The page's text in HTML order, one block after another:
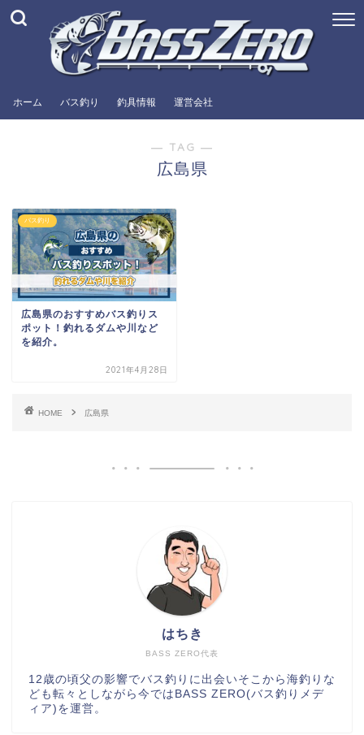
ホーム バス釣り 釣具情報 運営会社
― TAG ―
広島県
バス釣り
広島県のおすすめバス釣りス
ポット！釣れるダムや川など
を紹介。
2021年4月28日
HOME 広島県
BASS ZERO代表
はちき
12歳の頃父の影響でバス釣りに出会いそこから海釣りな
ども転々としながら今ではBASS ZERO(バス釣りメデ
ィア)を運営。